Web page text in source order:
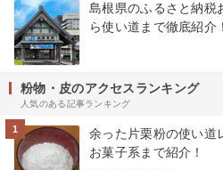
島根県のふるさと納税
ら使い道まで徹底紹介！
粉物・皮のアクセスランキング
人気のある記事ランキング
1
余った片栗粉の使い道
お菓子系まで紹介！